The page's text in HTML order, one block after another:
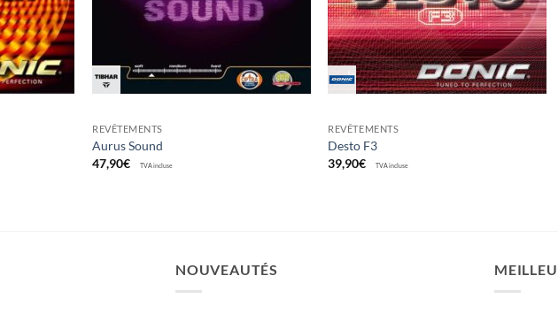
REVÊTEMENTS
Aurus Sound
47,90€ TVA incluse
REVÊTEMENTS
Desto F3
39,90€ TVA incluse
NOUVEAUTÉS